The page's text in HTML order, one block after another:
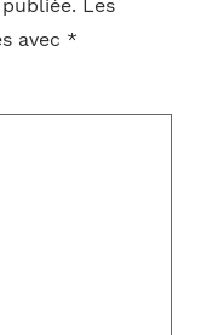
Les
avec *